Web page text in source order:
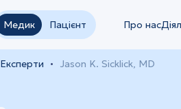
Медик Пацієнт Про нас
Експерти Jason K. Sicklick, MD